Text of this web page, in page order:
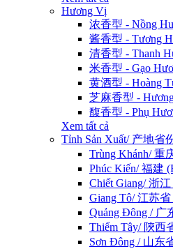
Hương Vị
浓香型 - Nồng
酱香型 - Tương
清香型 - Thanh
米香型 - Gạo
黄酒型 - Hoàng
芝麻香型 -
馥香型 - Phụ
Xem tất cả
Tỉnh Sản Xuất/ 产地省
Trùng Khánh/ 重
Phúc Kiến/ 福建
Chiết Giang/ 浙
Giang Tô/ 江苏省
Quảng Đông / 广
Thiểm Tây/ 陝西
Sơn Đông / 山东